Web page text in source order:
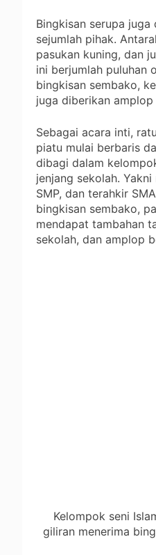
Bingkisan serupa
sejumlah pihak.
pasukan kuning, dan
ini berjumlah puluhan
bingkisan sembako,
juga diberikan amplop
Sebagai acara inti,
piatu mulai berbaris
dibagi dalam
jenjang sekolah. Yakni
SMP, dan terahkir
bingkisan sembako,
mendapat tambahan
sekolah, dan amplop
Kelompok seni
giliran menerima